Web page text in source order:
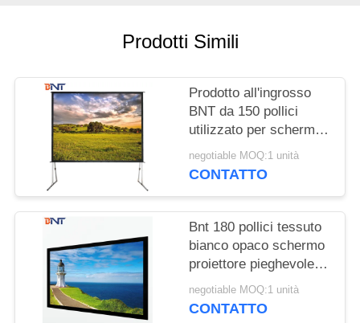
DEL
SITO
PRIVACY
POLICY
Prodotti Simili
Prodotto all'ingrosso
BNT da 150 pollici
utilizzato per schermi
di proiettori rapidi da
ripiegare all'aperto:3
negotiable MOQ:1 unità
CONTATTO
Bnt 180 pollici tessuto
bianco opaco schermo
proiettore pieghevole
veloce con quadrato
alluminio metallo
negotiable MOQ:1 unità
CONTATTO